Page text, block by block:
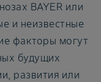
BAYER или
и неизвестные
факторы могут
будущих
развития или